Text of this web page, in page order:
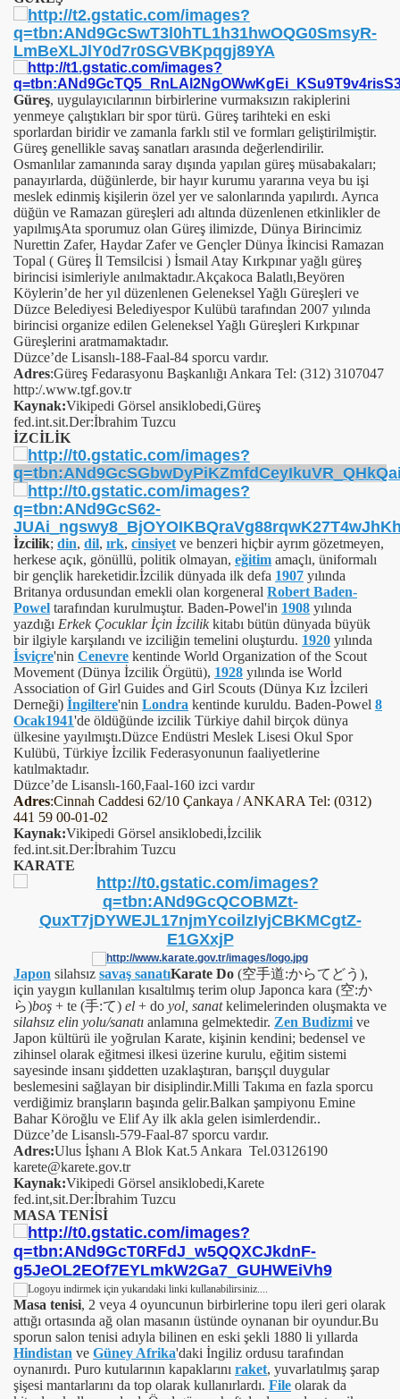
Güreş, uygulayıcılarının birbirlerine vurmaksızın rakiplerini
yenmeye çalıştıkları bir spor türü. Güreş tarihteki en eski
sporlardan biridir ve zamanla farklı stil ve formları geliştirilmiştir.
Güreş genellikle savaş sanatları arasında değerlendirilir.
Osmanlılar zamanında saray dışında yapılan güreş müsabakaları;
panayırlarda, düğünlerde, bir hayır kurumu yararına veya bu işi
meslek edinmiş kişilerin özel yer ve salonlarında yapılırdı. Ayrıca
düğün ve Ramazan güreşleri adı altında düzenlenen etkinlikler de
yapılmışAta sporumuz olan Güreş ilimizde, Dünya Birincimiz
Nurettin Zafer, Haydar Zafer ve Gençler Dünya İkincisi Ramazan
Topal ( Güreş İl Temsilcisi ) İsmail Atay Kırkpınar yağlı güreş
birincisi isimleriyle anılmaktadır.Akçakoca Balatlı,Beyören
Köylerin’de her yıl düzenlenen Geleneksel Yağlı Güreşleri ve
Düzce Belediyesi Belediyespor Kulübü tarafından 2007 yılında
birincisi organize edilen Geleneksel Yağlı Güreşleri Kırkpınar
Güreşlerini aratmamaktadır.
Düzce’de Lisanslı-188-Faal-84 sporcu vardır.
Adres:Güreş Fedarasyonu Başkanlığı Ankara Tel: (312) 3107047
http:/.www.tgf.gov.tr
Kaynak:Vikipedi Görsel ansiklobedi,Güreş
fed.int.sit.Der:İbrahim Tuzcu
İZCİLİK
İzcilik; din, dil, ırk, cinsiyet ve benzeri hiçbir ayrım gözetmeyen,
herkese açık, gönüllü, politik olmayan, eğitim amaçlı, üniformalı
bir gençlik hareketidir.İzcilik dünyada ilk defa 1907 yılında
Britanya ordusundan emekli olan korgeneral Robert Baden-
Powel tarafından kurulmuştur. Baden-Powel'in 1908 yılında
yazdığı Erkek Çocuklar İçin İzcilikkitabı bütün dünyada büyük
bir ilgiyle karşılandı ve izciliğin temelini oluşturdu. 1920 yılında
İsviçre'nin Cenevre kentinde World Organization of the Scout
Movement (Dünya İzcilik Örgütü), 1928 yılında ise World
Association of Girl Guides and Girl Scouts (Dünya Kız İzcileri
Derneği) İngiltere'nin Londra kentinde kuruldu. Baden-Powel 8
Ocak1941'de öldüğünde izcilik Türkiye dahil birçok dünya
ülkesine yayılmıştı.Düzce Endüstri Meslek Lisesi Okul Spor
Kulübü, Türkiye İzcilik Federasyonunun faaliyetlerine
katılmaktadır.
Düzce’de Lisanslı-160,Faal-160 izci vardır
Adres:Cinnah Caddesi 62/10 Çankaya / ANKARA Tel: (0312)
441 59 00-01-02
Kaynak:Vikipedi Görsel ansiklobedi,İzcilik
fed.int.sit.Der:İbrahim Tuzcu
KARATE
Japon silahsız savaş sanatıKarate Do (空手道:からてどう),
için yaygın kullanılan kısaltılmış terim olup Japonca kara (空:か
ら)boş + te (手:て) el + do yol, sanatkelimelerinden oluşmakta ve
silahsız elin yolu/sanatı anlamına gelmektedir. Zen Budizmi ve
Japon kültürü ile yoğrulan Karate, kişinin kendini; bedensel ve
zihinsel olarak eğitmesi ilkesi üzerine kurulu, eğitim sistemi
sayesinde insanı şiddetten uzaklaştıran, barışçıl duygular
beslemesini sağlayan bir disiplindir.Milli Takıma en fazla sporcu
verdiğimiz branşların başında gelir.Balkan şampiyonu Emine
Bahar Köroğlu ve Elif Ay ilk akla gelen isimlerdendir..
Düzce’de Lisanslı-579-Faal-87 sporcu vardır.
Adres:Ulus İşhanı A Blok Kat.5 Ankara Tel.03126190
karete@karete.gov.tr
Kaynak:Vikipedi Görsel ansiklobedi,Karete
fed.int,sit.Der:İbrahim Tuzcu
MASA TENİSİ
Masa tenisi, 2 veya 4 oyuncunun birbirlerine topu ileri geri olarak
attığı ortasında ağ olan masanın üstünde oynanan bir oyundur.Bu
sporun salon tenisi adıyla bilinen en eski şekli 1880 li yıllarda
Hindistan ve Güney Afrika'daki İngiliz ordusu tarafından
oynanırdı. Puro kutularının kapaklarını raket, yuvarlatılmış şarap
şişesi mantarlarını da top olarak kullanırlardı. File olarak da